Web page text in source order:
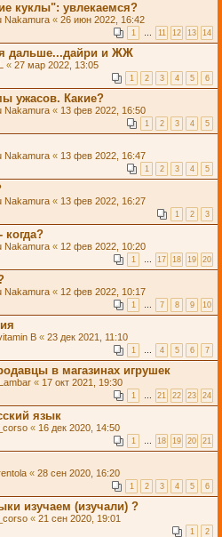
куклы": увлекаемся?
Nakamura « 26 июн 2022, 16:42
1 … 11 12 13 14
дальше...дайри и ЖЖ
« 27 мар 2022, 13:05
1 2 3 4 5 6
ужасов. Какие?
Nakamura « 13 фев 2022, 16:50
1 2 3 4 5
Nakamura « 13 фев 2022, 16:47
1 2 3 4 5
Nakamura « 13 фев 2022, 16:27
1 2 3
Nakamura « 12 фев 2022, 10:20
1 … 17 18 19 20
Nakamura « 12 фев 2022, 10:17
1 … 7 8 9 10
B « 23 дек 2021, 11:10
1 … 4 5 6 7
в магазинах игрушек
« 17 окт 2021, 19:30
1 … 21 22 23 24
язык
« 16 дек 2020, 14:50
1 … 18 19 20 21
« 28 сен 2020, 16:20
1 2 3 4 5 6
изучаем (изучали) ?
« 21 сен 2020, 19:01
1 2